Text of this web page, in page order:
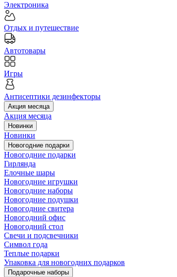
Электроника
Отдых и путешествие
Автотовары
Игры
Антисептики дезинфекторы
Акция месяца
Акция месяца
Новинки
Новинки
Новогодние подарки
Новогодние подарки
Гирлянда
Елочные шары
Новогодние игрушки
Новогодние наборы
Новогодние подушки
Новогодние свитера
Новогодний офис
Новогодний стол
Свечи и подсвечники
Символ года
Теплые подарки
Упаковка для новогодних подарков
Подарочные наборы